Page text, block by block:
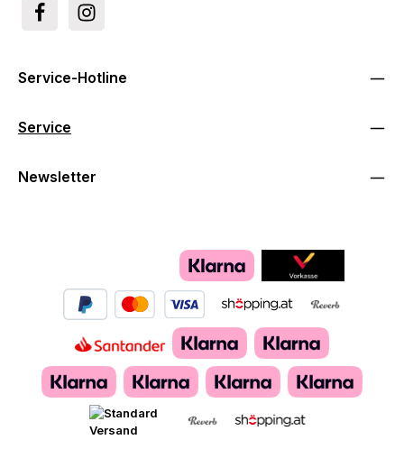
Service-Hotline
Service
Newsletter